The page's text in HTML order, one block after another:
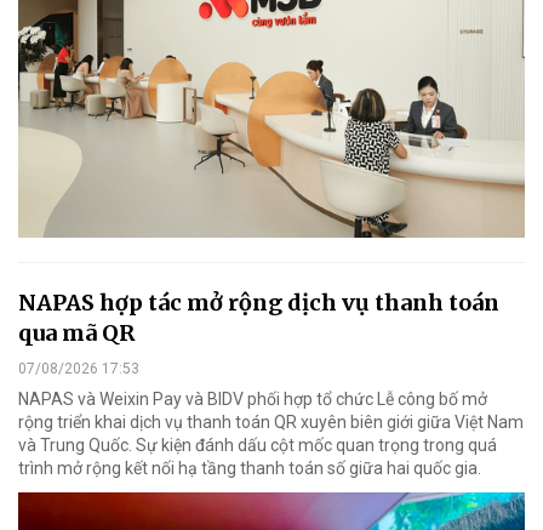
NAPAS hợp tác mở rộng dịch vụ thanh toán
qua mã QR
07/08/2026 17:53
NAPAS và Weixin Pay và BIDV phối hợp tổ chức Lễ công bố mở
rộng triển khai dịch vụ thanh toán QR xuyên biên giới giữa Việt Nam
và Trung Quốc. Sự kiện đánh dấu cột mốc quan trọng trong quá
trình mở rộng kết nối hạ tầng thanh toán số giữa hai quốc gia.